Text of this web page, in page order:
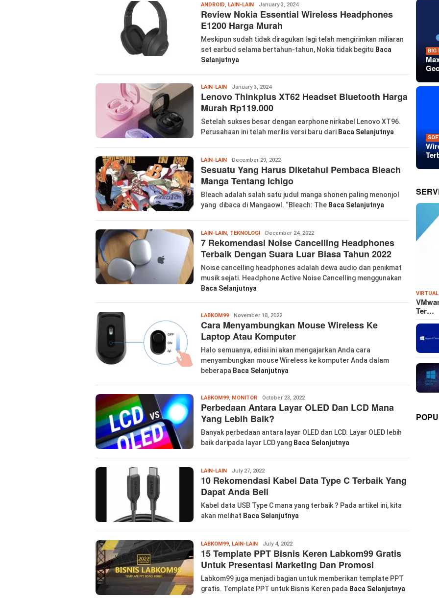
ANDROID, LAIN-LAINWanglu
Piao
January 3, 2024
Review Nokia Essential Wireless Headphones
E1200 Harga Murah
Meskipun sudah tidak diragukan lagi telah mengirimkan miliaran
set earbud selama bertahun-tahun, Nokia tidak begitu Baca
Selanjutnya
LAIN-LAINWanglu
Piao
January 3, 2024
Lenovo Thinkplus XT62 Headset Bluetooth Harga
Murah Rp119.000
Setelah sukses besar dengan earphone nirkabel Lenovo XT96.
Perusahaan ini telah merilis versi baru dari Baca Selanjutnya
LAIN-LAINWanglu
Piao
December 29, 2022
Sesuatu Yang Harus Diketahui Pembaca Bleach
Manga Tentang Ichigo
Bleach adalah salah satu judul manga shonen paling menonjol
yang dibaca di Mangaowl. “Bleach: The Baca Selanjutnya
LAIN-LAIN, TEKNOLOGIWanglu
Piao
December 24, 2022
7 Rekomendasi Noise Cancelling Headphones
Terbaik Dengan Suara Luar Biasa Tahun 2022
Noise cancelling headphones adalah dewa audio dan penikmat
musik sejati. Headphone Active Noise Cancelling menggunakan
Baca Selanjutnya
LABKOM99Wanglu
Piao
November 18, 2022
Cara Menyambungkan Mouse Wireless Ke
Laptop Atau Komputer
Halo semuanya, edisi ini akan mengajarkan Anda cara
menyambungkan mouse Wireless ke komputer Anda dalam
beberapa Baca Selanjutnya
LABKOM99, MONITORWanglu
Piao
October 23, 2022
Perbedaan Antara Layar OLED Dan LCD Mana
Yang Lebih Baik?
Banyak perbedaan antara layar OLED dan LCD. Layar OLED lebih
baik daripada layar LCD yang Baca Selanjutnya
LAIN-LAINWanglu
Piao
July 27, 2022
10 Rekomendasi Kabel Data Type C Terbaik Yang
Dapat Anda Beli
Kabel data USB Type C mana yang terbaik ? Pada artikel ini, kita
akan melihat Baca Selanjutnya
LABKOM99, LAIN-LAINWanglu
Piao
July 4, 2022
15 Template PPT Bisnis Keren Labkom99 Gratis
Untuk Presentasi Marketing Dan Promosi
Labkom99 juga menjadi bagian untuk memberikan template PPT
gratis. Template PPT untuk Bisnis Keren pada Baca Selanjutnya
BIG
VIRTUAL
Ter…